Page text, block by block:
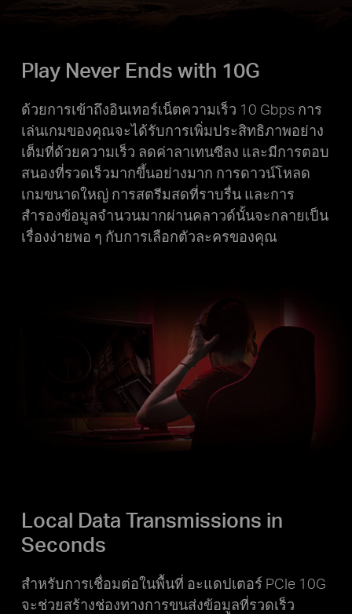
Play Never Ends with 10G
ด้วยการเข้าถึงอินเทอร์เน็ตความเร็ว 10 Gbps การ
เล่นเกมของคุณจะได้รับการเพิ่มประสิทธิภาพอย่าง
เต็มที่ด้วยความเร็ว ลดค่าลาเทนซีลง และมีการตอบ
สนองที่รวดเร็วมากขึ้นอย่างมาก การดาวน์โหลด
เกมขนาดใหญ่ การสตรีมสดที่ราบรื่น และการ
สำรองข้อมูลจำนวนมากผ่านคลาวด์นั้นจะกลายเป็น
เรื่องง่ายพอ ๆ กับการเลือกตัวละครของคุณ
Local Data Transmissions in
Seconds
สำหรับการเชื่อมต่อในพื้นที่ อะแดปเตอร์ PCIe 10G
จะช่วยสร้างช่องทางการขนส่งข้อมูลที่รวดเร็ว